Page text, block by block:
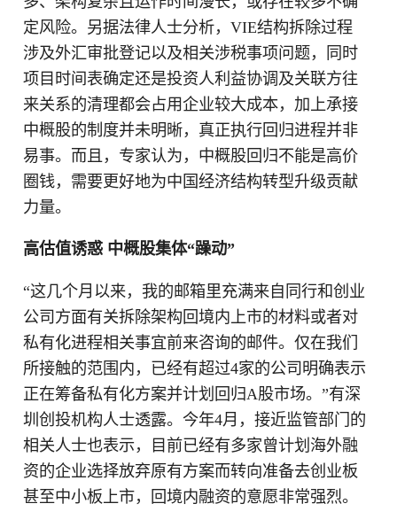
定风险。另据法律人士分析，VIE结构拆除过程
涉及外汇审批登记以及相关涉税事项问题，同时
项目时间表确定还是投资人利益协调及关联方往
来关系的清理都会占用企业较大成本，加上承接
中概股的制度并未明晰，真正执行回归进程并非
易事。而且，专家认为，中概股回归不能是高价
圈钱，需要更好地为中国经济结构转型升级贡献
力量。
高估值诱惑 中概股集体“躁动”
“这几个月以来，我的邮箱里充满来自同行和创业
公司方面有关拆除架构回境内上市的材料或者对
私有化进程相关事宜前来咨询的邮件。仅在我们
所接触的范围内，已经有超过4家的公司明确表示
正在筹备私有化方案并计划回归A股市场。”有深
圳创投机构人士透露。今年4月，接近监管部门的
相关人士也表示，目前已经有多家曾计划海外融
资的企业选择放弃原有方案而转向准备去创业板
甚至中小板上市，回境内融资的意愿非常强烈。